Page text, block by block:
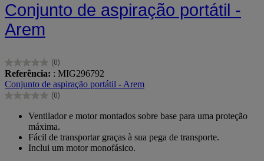
Conjunto de aspiração portátil -
Arem
(0)
0.0
em
5
estrelas.
Referência: : MIG296792
Conjunto de aspiração portátil - Arem
(0)
0.0
estrelas.
Ventilador e motor montados sobre base para uma proteção
máxima.
Fácil de transportar graças à sua pega de transporte.
Inclui um motor monofásico.